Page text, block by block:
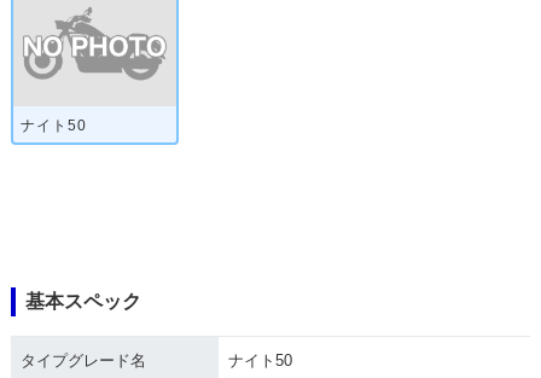
ナイト50
基本スペック
タイプグレード名 ナイト50